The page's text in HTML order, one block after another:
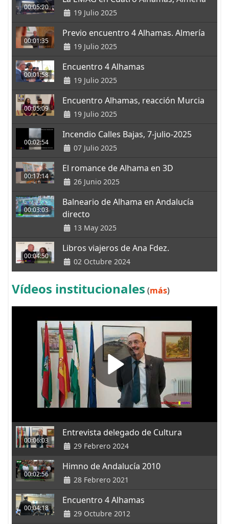
00:05:20
19 Julio 2025
00:01:35
Previo encuentro 4 Alhamas. Almería
19 Julio 2025
00:01:58
Encuentro 4 Alhamas
19 Julio 2025
00:05:09
Encuentro Alhamas, reacción Murcia
19 Julio 2025
00:02:54
Incendio Calles Bajas, 7-julio-2025
07 Julio 2025
00:17:14
El romance de Alhama en 3D
26 Junio 2025
00:03:03
Balneario de Alhama en Andalucía
directo
13 May 2025
00:04:50
Libros viajeros de Ana Fdez.
02 Octubre 2024
Vídeos institucionales (más)
00:06:03
Entrevista delegado de Cultura
29 Febrero 2024
00:02:56
Himno de Andalucía 2010
28 Febrero 2021
00:04:18
Encuentro 4 Alhamas
29 Octubre 2012